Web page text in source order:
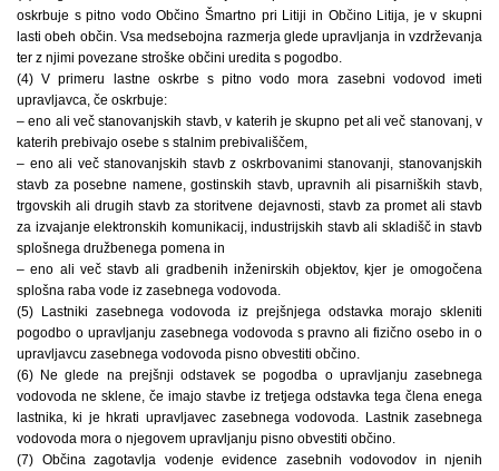
oskrbuje s pitno vodo Občino Šmartno pri Litiji in Občino Litija, je v skupni
lasti obeh občin. Vsa medsebojna razmerja glede upravljanja in vzdrževanja
ter z njimi povezane stroške občini uredita s pogodbo.
(4) V primeru lastne oskrbe s pitno vodo mora zasebni vodovod imeti
upravljavca, če oskrbuje:
– eno ali več stanovanjskih stavb, v katerih je skupno pet ali več stanovanj, v
katerih prebivajo osebe s stalnim prebivališčem,
– eno ali več stanovanjskih stavb z oskrbovanimi stanovanji, stanovanjskih
stavb za posebne namene, gostinskih stavb, upravnih ali pisarniških stavb,
trgovskih ali drugih stavb za storitvene dejavnosti, stavb za promet ali stavb
za izvajanje elektronskih komunikacij, industrijskih stavb ali skladišč in stavb
splošnega družbenega pomena in
– eno ali več stavb ali gradbenih inženirskih objektov, kjer je omogočena
splošna raba vode iz zasebnega vodovoda.
(5) Lastniki zasebnega vodovoda iz prejšnjega odstavka morajo skleniti
pogodbo o upravljanju zasebnega vodovoda s pravno ali fizično osebo in o
upravljavcu zasebnega vodovoda pisno obvestiti občino.
(6) Ne glede na prejšnji odstavek se pogodba o upravljanju zasebnega
vodovoda ne sklene, če imajo stavbe iz tretjega odstavka tega člena enega
lastnika, ki je hkrati upravljavec zasebnega vodovoda. Lastnik zasebnega
vodovoda mora o njegovem upravljanju pisno obvestiti občino.
(7) Občina zagotavlja vodenje evidence zasebnih vodovodov in njenih